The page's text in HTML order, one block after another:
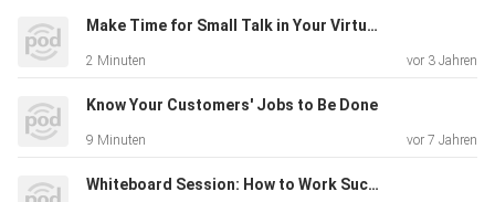
Make Time for Small Talk in Your Virtual Meetings
2 Minuten vor 3 Jahren
Know Your Customers' Jobs to Be Done
9 Minuten vor 7 Jahren
Whiteboard Session: How to Work Successfully Across Borders